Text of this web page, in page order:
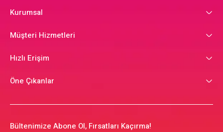
Kurumsal
Müşteri Hizmetleri
Hızlı Erişim
Öne Çıkanlar
Bültenimize Abone Ol, Fırsatları Kaçırma!